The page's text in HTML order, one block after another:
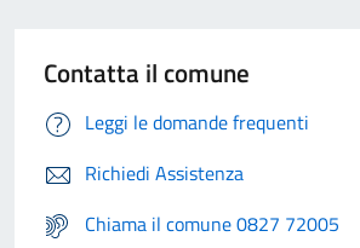
Contatta il comune
Leggi le domande frequenti
Richiedi Assistenza
Chiama il comune 0827 72005